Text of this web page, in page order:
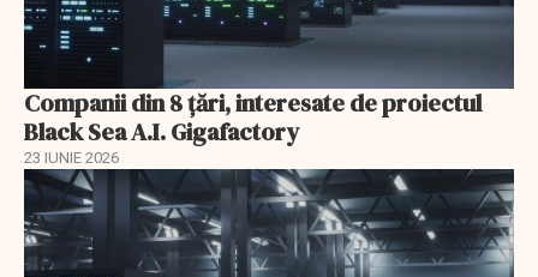
Companii din 8 țări, interesate de proiectul
Black Sea A.I. Gigafactory
23 IUNIE 2026